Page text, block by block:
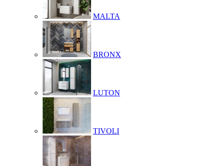
MALTA
BRONX
LUTON
TIVOLI